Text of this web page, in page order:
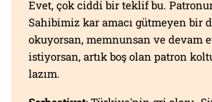
Evet, çok ciddi bir teklif bu.
Sahibimiz kar amacı gütmeyen bir
okuyorsan, memnunsan ve devam
istiyorsan, artık boş olan patron
lazım.